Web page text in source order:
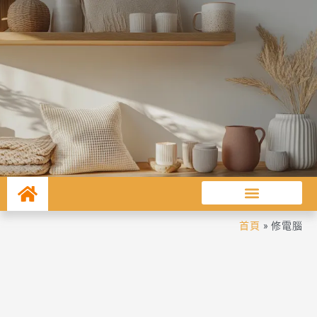
首頁 » 修電腦